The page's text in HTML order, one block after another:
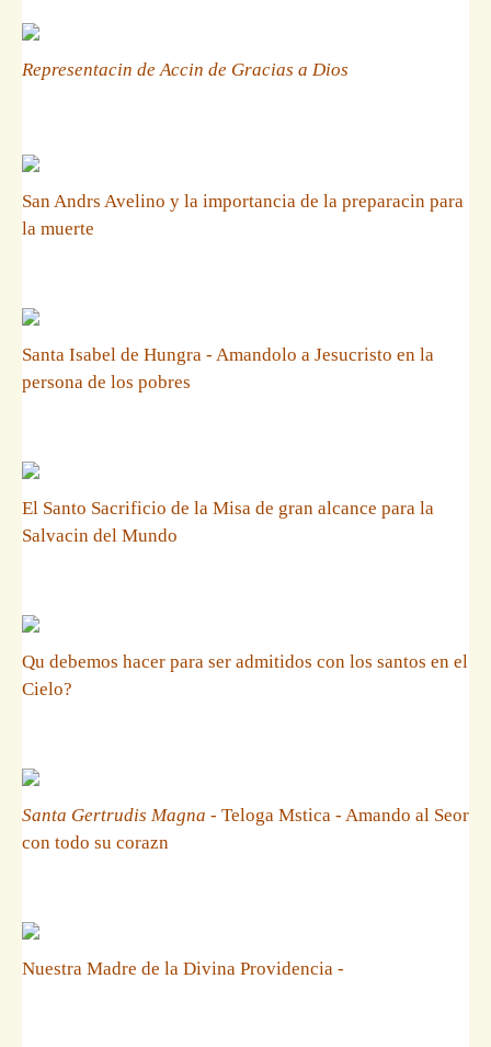
Representacin de Accin de Gracias a Dios
San Andrs Avelino y la importancia de la preparacin para
la muerte
Santa Isabel de Hungra - Amandolo a Jesucristo en la
persona de los pobres
El Santo Sacrificio de la Misa de gran alcance para la
Salvacin del Mundo
Qu debemos hacer para ser admitidos con los santos en el
Cielo?
Santa Gertrudis Magna - Teloga Mstica - Amando al Seor
con todo su corazn
Nuestra Madre de la Divina Providencia -